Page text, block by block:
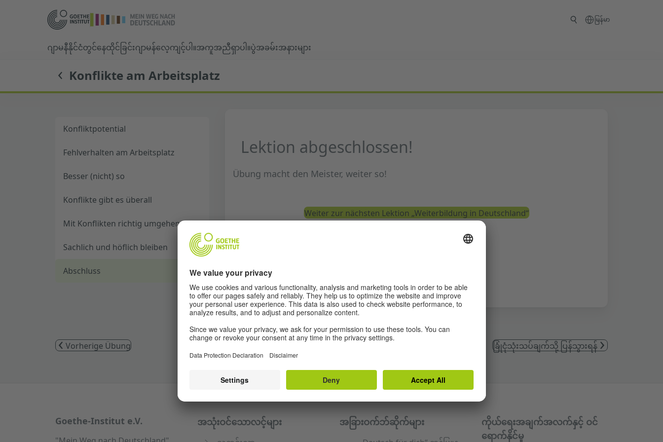
မြန်မာ
ဂျာမနီနိုင်ငံတွင်နေထိုင်ခြင်းဂျာမန်လေ့ကျင့်ပါ။အကူအညီရှာပါ။ပွဲအခမ်းအနားများ
Konflikte am Arbeitsplatz
Konfliktpotential
Fehlverhalten am Arbeitsplatz
Besser (nicht) so
Konflikte gibt es überall
Mit Konflikten richtig umgehen
Sachlich und höflich bleiben
Abschluss
Lektion abgeschlossen!
Übung macht den Meister, weiter so!
Weiter zur nächsten Lektion „Weiterbildung in Deutschland“
Vorherige Übung ခြုံငုံသုံးသပ်ချက်သို့ ပြန်သွားရန်
Service- und Informationsbereich
Goethe-Institut e.V. အသုံးဝင်သောလင့်များ အခြားဝက်ဘ်ဆိုက်များ
ကိုယ်ရေးအချက်အလက်နှင့် ဝင်
ရောက်နိုင်မှု